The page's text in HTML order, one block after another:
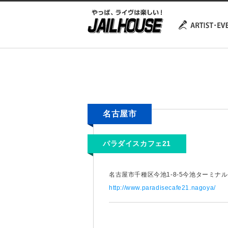
名古屋市
パラダイスカフェ21
名古屋市千種区今池1-8-5今池ターミナ
http://www.paradisecafe21.nagoya/